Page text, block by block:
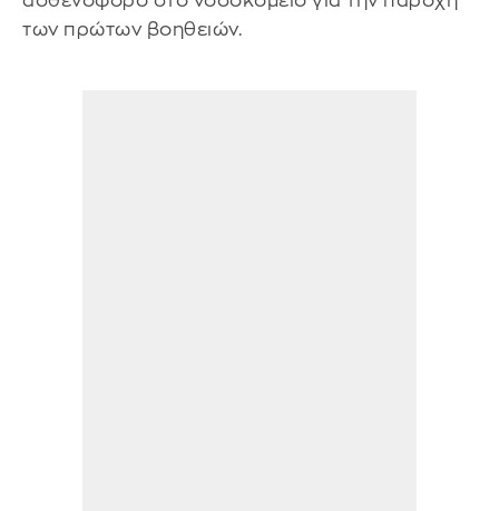
των πρώτων βοηθειών.